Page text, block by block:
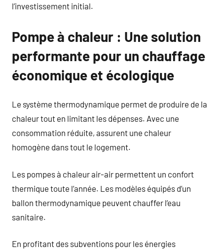
l’investissement initial.
Pompe à chaleur : Une solution
performante pour un chauffage
économique et écologique
Le système thermodynamique permet de produire de la
chaleur tout en limitant les dépenses. Avec une
consommation réduite, assurent une chaleur
homogène dans tout le logement.
Les pompes à chaleur air-air permettent un confort
thermique toute l’année. Les modèles équipés d’un
ballon thermodynamique peuvent chauffer l’eau
sanitaire.
En profitant des subventions pour les énergies